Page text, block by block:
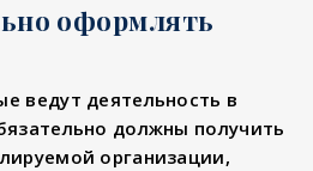
оформлять
ведут деятельность в
должны получить
организации,